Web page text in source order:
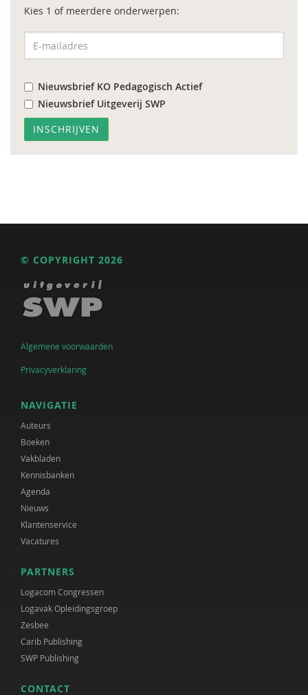
Kies 1 of meerdere onderwerpen:
Nieuwsbrief KO Pedagogisch Actief
Nieuwsbrief Uitgeverij SWP
© COPYRIGHT 2026
Algemene voorwaarden
Privacyverklaring
NAVIGATIE
Auteurs
Boeken
Vakbladen
Kennisbanken
Agenda
Nieuws
Klantenservice
Vacatures
PARTNERS
Logacom Congressen
Logavak Opleidingsgroep
Zesbee
Carib Publishing
SWP Publishing
CONTACT